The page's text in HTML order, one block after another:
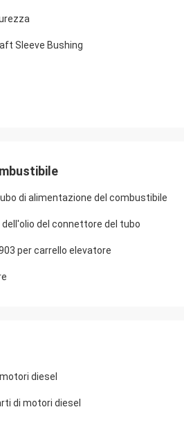
Sleeve Bushing
di alimentazione del combustibile
del connettore del tubo
per carrello elevatore
diesel
di motori diesel